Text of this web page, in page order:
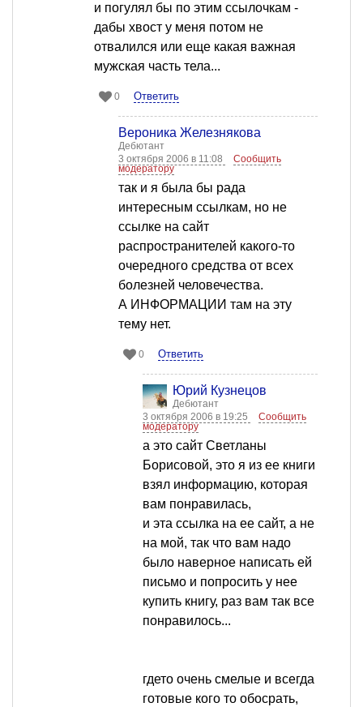
и погулял бы по этим ссылочкам -
дабы хвост у меня потом не
отвалился или еще какая важная
мужская часть тела...
0 Ответить
Вероника Железнякова
Дебютант
3 октября 2006 в 11:08
Сообщить
модератору
так и я была бы рада
интересным ссылкам, но не
ссылке на сайт
распространителей какого-то
очередного средства от всех
болезней человечества.
А ИНФОРМАЦИИ там на эту
тему нет.
0 Ответить
Юрий Кузнецов
Дебютант
3 октября 2006 в 19:25
Сообщить
модератору
а это сайт Светланы
Борисовой, это я из ее книги
взял информацию, которая
вам понравилась,
и эта ссылка на ее сайт, а не
на мой, так что вам надо
было наверное написать ей
письмо и попросить у нее
купить книгу, раз вам так все
понравилось...
гдето очень смелые и всегда
готовые кого то обосрать,